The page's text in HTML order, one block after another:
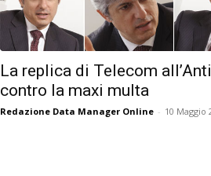
La replica di Telecom
contro la maxi multa
Redazione Data Manager Online - 10 Maggio